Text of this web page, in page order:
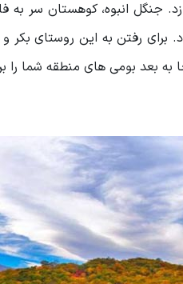
جنگل انبوه، کوهستان سر
به بعد بومی های منطقه شما را